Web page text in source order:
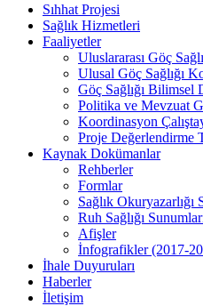
Sıhhat Projesi
Sağlık Hizmetleri
Faaliyetler
Uluslararası Göç
Ulusal Göç Sağlığı
Göç Sağlığı Bilimsel
Politika ve Mevzuat
Koordinasyon
Proje Değerlendirme
Kaynak Dokümanlar
Rehberler
Formlar
Sağlık Okuryazarlığı
Ruh Sağlığı
Afişler
İnfografikler (2017-
İhale Duyuruları
Haberler
İletişim